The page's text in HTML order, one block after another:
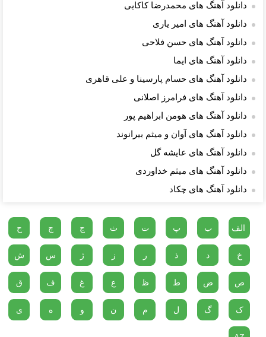
دانلود آهنگ های محمدرضا کاکایی
دانلود آهنگ های امیر یاری
دانلود آهنگ های حسن فلاحی
دانلود آهنگ های ایما
دانلود آهنگ های حسام پارسینا و علی قاهری
دانلود آهنگ های فرامرز اصلانی
دانلود آهنگ های هومن ابراهیم پور
دانلود آهنگ های آوان و میثم بیرانوند
دانلود آهنگ های عایشه گل
دانلود آهنگ های میثم خداوردی
دانلود آهنگ های چکاد
الف ب پ ت ث ج چ ح
خ د ذ ر ز ژ س ش
ص ض ط ظ ع غ ف ق
ک گ ل م ن و ه ی